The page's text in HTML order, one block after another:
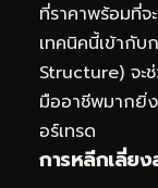
ที่ราคาพร้อมที่
เทคนิคนี้เข้ากั
Structure) จะ
มืออาชีพมากยิ่ง
อร์เทรด
การหลีกเลี่